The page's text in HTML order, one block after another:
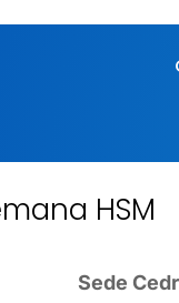
HSM
Sede